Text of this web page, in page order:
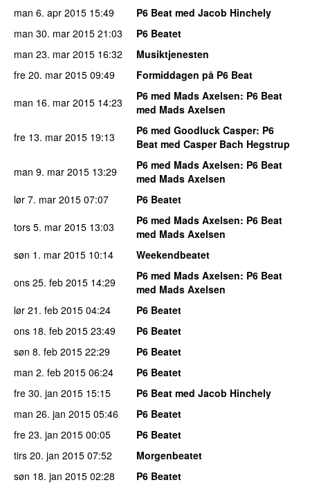
man 6. apr 2015 15:49
P6 Beat med Jacob Hinchely
man 30. mar 2015 21:03
P6 Beatet
man 23. mar 2015 16:32
Musiktjenesten
fre 20. mar 2015 09:49
Formiddagen på P6 Beat
man 16. mar 2015 14:23 P6 med Mads Axelsen: P6 Beat
med Mads Axelsen
fre 13. mar 2015 19:13 P6 med Goodluck Casper: P6
Beat med Casper Bach Hegstrup
man 9. mar 2015 13:29 P6 med Mads Axelsen: P6 Beat
med Mads Axelsen
lør 7. mar 2015 07:07
P6 Beatet
tors 5. mar 2015 13:03 P6 med Mads Axelsen: P6 Beat
med Mads Axelsen
søn 1. mar 2015 10:14
Weekendbeatet
ons 25. feb 2015 14:29 P6 med Mads Axelsen: P6 Beat
med Mads Axelsen
lør 21. feb 2015 04:24
P6 Beatet
ons 18. feb 2015 23:49
P6 Beatet
søn 8. feb 2015 22:29
P6 Beatet
man 2. feb 2015 06:24
P6 Beatet
fre 30. jan 2015 15:15
P6 Beat med Jacob Hinchely
man 26. jan 2015 05:46
P6 Beatet
fre 23. jan 2015 00:05
P6 Beatet
tirs 20. jan 2015 07:52
Morgenbeatet
søn 18. jan 2015 02:28 P6 Beatet